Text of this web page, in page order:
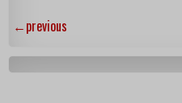
←previous